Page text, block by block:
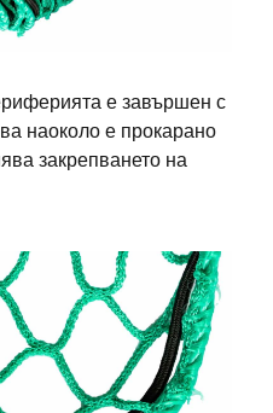
е завършен с
наоколо е прокарано
закрепването на